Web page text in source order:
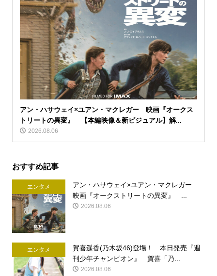
アン・ハサウェイ×ユアン・マクレガー 映画『オークス
トリートの異変』 【本編映像＆新ビジュアル】解...
2026.08.06
おすすめ記事
エンタメ
アン・ハサウェイ×ユアン・マクレガー
映画『オークストリートの異変』 ...
2026.08.06
エンタメ
賀喜遥香(乃木坂46)登場！ 本日発売『週
刊少年チャンピオン』 賀喜「乃...
2026.08.06